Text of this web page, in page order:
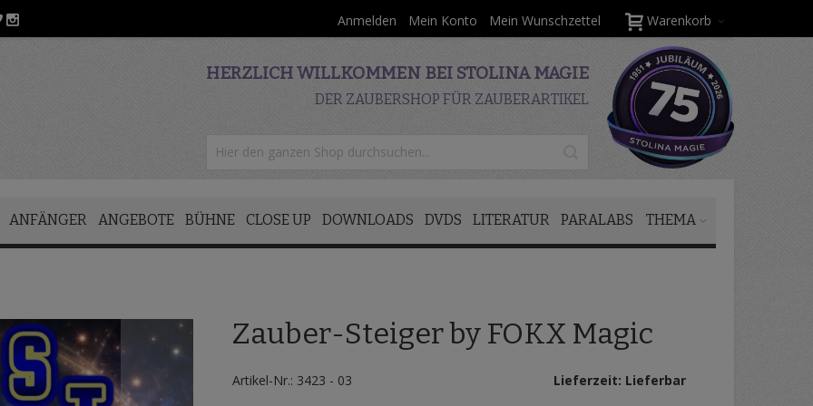
Warenkorb
Anmelden Mein Konto Mein Wunschzettel
HERZLICH WILLKOMMEN BEI STOLINA MAGIE
DER ZAUBERSHOP FÜR ZAUBERARTIKEL
ANFÄNGER ANGEBOTE BÜHNE CLOSE UP DOWNLOADS DVDS LITERATUR PARALABS THEMA
Zauber-Steiger by FOKX Magic
Artikel-Nr.: 3423 - 03
Lieferzeit: Lieferbar